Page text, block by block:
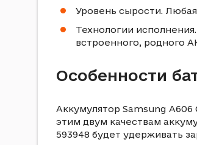
Уровень сырости.
Технологии
встроенного, родного
Особенности
Аккумулятор Samsung
этим двум качествам
593948 будет удерживать